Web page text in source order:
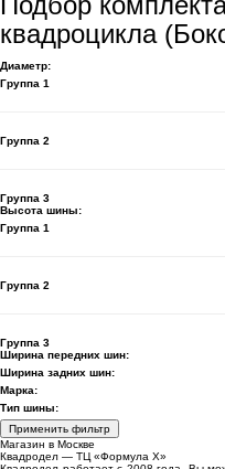
квадроцикла
Диаметр:
Группа 1
Группа 2
Группа 3
Высота шины:
Группа 1
Группа 2
Группа 3
Ширина передних шин:
Ширина задних шин:
Марка:
Тип шины:
Применить фильтр
Магазин в Москве
Квадродел — ТЦ «Формула Х»